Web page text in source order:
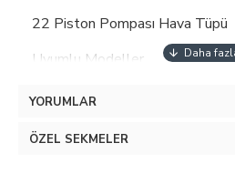
22 Piston Pompası Hava Tüpü
Uyumlu Modeller
YK-22,WX-22,OS-22,VT-22
YORUMLAR
ÖZEL SEKMELER